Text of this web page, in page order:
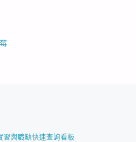
習與職缺快速查詢看板